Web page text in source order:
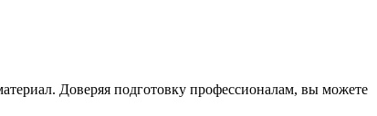
Доверяя подготовку профессионалам, вы можете